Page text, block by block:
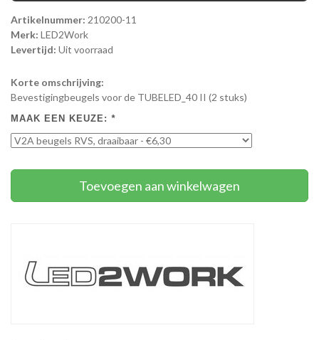
Artikelnummer: 210200-11
Merk: LED2Work
Levertijd: Uit voorraad
Korte omschrijving:
Bevestigingbeugels voor de TUBELED_40 II (2 stuks)
MAAK EEN KEUZE: *
Toevoegen aan winkelwagen